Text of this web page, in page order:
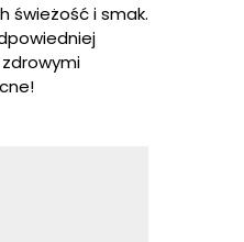
świeżość i smak.